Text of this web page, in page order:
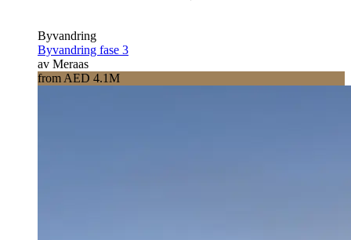
Byvandring
Byvandring fase 3
av Meraas
from AED 4.1M